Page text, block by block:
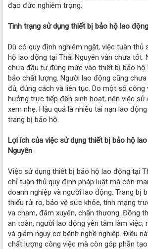
đạo đức nghiêm trọng.
Tình trạng sử dụng thiết bị bảo hộ lao
Dù có quy định nghiêm ngặt, việc tuân thủ
hộ lao động tại Thái Nguyên vẫn chưa tốt.
chưa đầu tư đúng mức vào thiết bị bảo hộ
bảo chất lượng. Người lao động cũng
đủ, đúng cách và liên tục. Do một số công
hưởng trực tiếp đến sinh hoạt, nên việc sử
xem nhẹ. Hậu quả là nhiều tai nạn lao
trang bị bảo hộ.
Lợi ích của việc sử dụng thiết bị bảo hộ
Nguyên
Việc sử dụng thiết bị bảo hộ lao động tại
chỉ tuân thủ quy định pháp luật mà còn
doanh nghiệp và người lao động. Trang bị
thiểu rủi ro, bảo vệ sức khỏe, tính mạng
va chạm, đâm xuyên, chấn thương. Đồng
an toàn, người lao động yên tâm làm việc,
và giảm nguy cơ bệnh nghề nghiệp. Điều
chất lượng công việc mà còn góp phần